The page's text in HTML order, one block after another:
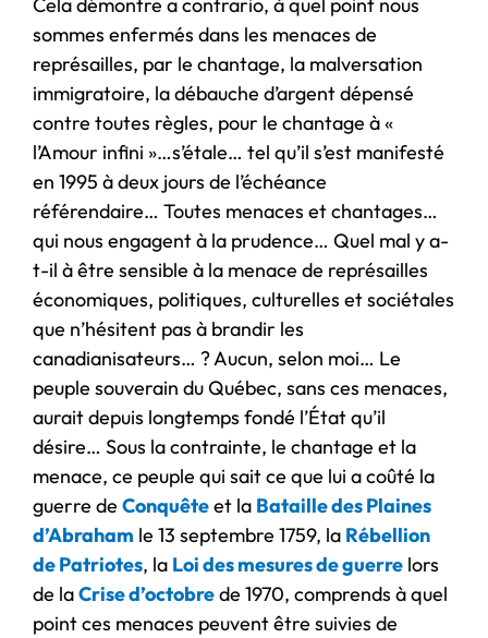
sommes enfermés dans les menaces de
représailles, par le chantage, la malversation
immigratoire, la débauche d’argent dépensé
contre toutes règles, pour le chantage à «
l’Amour infini »…s’étale… tel qu’il s’est manifesté
en 1995 à deux jours de l’échéance
référendaire… Toutes menaces et chantages…
qui nous engagent à la prudence… Quel mal y a-
t-il à être sensible à la menace de représailles
économiques, politiques, culturelles et sociétales
que n’hésitent pas à brandir les
canadianisateurs… ? Aucun, selon moi… Le
peuple souverain du Québec, sans ces menaces,
aurait depuis longtemps fondé l’État qu’il
désire… Sous la contrainte, le chantage et la
menace, ce peuple qui sait ce que lui a coûté la
guerre de Conquêteet la Bataille des Plaines
d’Abraham le 13 septembre 1759, la Rébellion
de Patriotes, la Loi des mesures de guerre lors
de laCrise d’octobrede 1970, comprends à quel
point ces menaces peuvent être suivies de